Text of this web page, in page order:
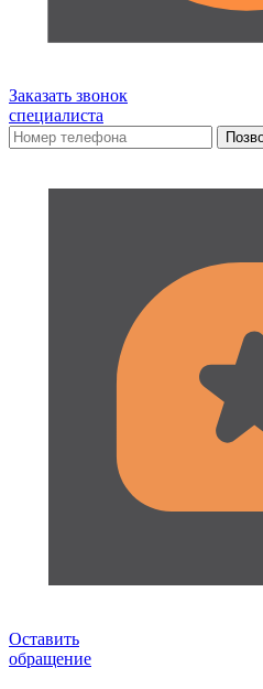
Заказать звонок
специалиста
Оставить
обращение